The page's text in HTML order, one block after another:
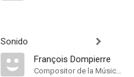
Sonido
François Dompierre
Compositor de la Música Original